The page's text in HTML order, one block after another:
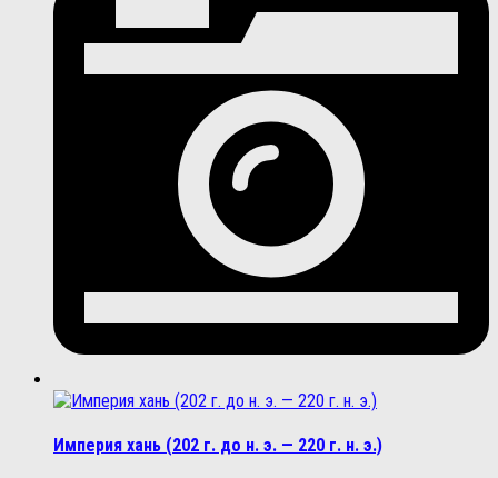
Империя хань (202 г. до н. э. — 220 г. н. э.)